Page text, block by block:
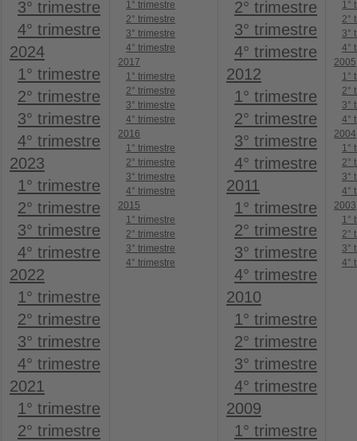
3° trimestre
4° trimestre
2024
1° trimestre
2° trimestre
3° trimestre
4° trimestre
2023
1° trimestre
2° trimestre
3° trimestre
4° trimestre
2022
1° trimestre
2° trimestre
3° trimestre
4° trimestre
2021
1° trimestre
2° trimestre
1° trimestre
2° trimestre
3° trimestre
4° trimestre
2017
1° trimestre
2° trimestre
3° trimestre
4° trimestre
2016
1° trimestre
2° trimestre
3° trimestre
4° trimestre
2015
1° trimestre
2° trimestre
3° trimestre
4° trimestre
2° trimestre
3° trimestre
4° trimestre
2012
1° trimestre
2° trimestre
3° trimestre
4° trimestre
2011
1° trimestre
2° trimestre
3° trimestre
4° trimestre
2010
1° trimestre
2° trimestre
3° trimestre
4° trimestre
2009
1° trimestre
1°
2°
3°
4°
2005
1°
2°
3°
4°
2004
1°
2°
3°
4°
2003
1°
2°
3°
4°